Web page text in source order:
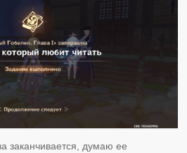
заканчивается, думаю ее